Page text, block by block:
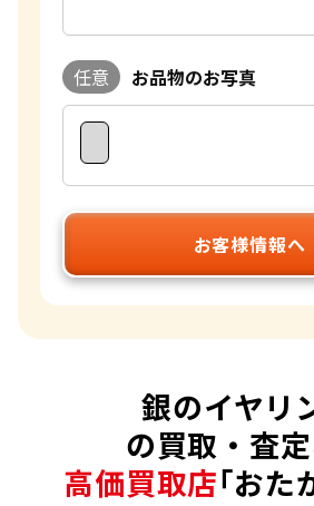
任意 お品物のお写真
お客様情報へ
銀のイヤリ
の買取・査
高価買取店｢おた